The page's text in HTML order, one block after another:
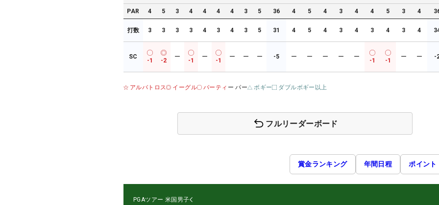
PAR 4 5 3 4 4 4 4 3 5 36 4 5 4 3 4 4 5 3 4
打数 3 3 3 3 4 3 4 3 5 31 4 5 4 3 4 3 4 3 4
SC
-1 -2
ー
-1
ー
-1
ー ー ー -5 ー ー ー ー ー
-1 -1
ー ー -
アルバトロス イーグル バーティ ー パー ボギー ダブルボギー以上
フルリーダーボード
賞金ランキング 年間日程 ポイント
PGAツアー 米国男子